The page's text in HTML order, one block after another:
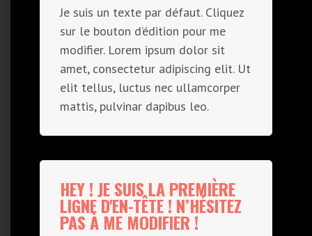
Je suis un texte par défaut. Cliquez
sur le bouton d’édition pour me
modifier. Lorem ipsum dolor sit
amet, consectetur adipiscing elit. Ut
elit tellus, luctus nec ullamcorper
mattis, pulvinar dapibus leo.
HEY ! JE SUIS LA PREMIÈRE
LIGNE D'EN-TÊTE ! N’HÉSITEZ
PAS À ME MODIFIER !